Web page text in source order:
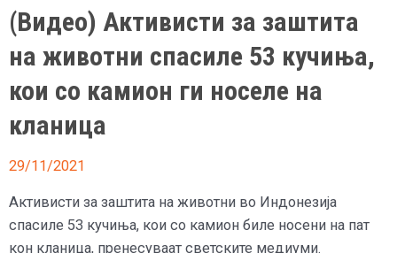
(Видео) Активисти за заштита
на животни спасиле 53 кучиња,
кои со камион ги носеле на
кланица
29/11/2021
Активисти за заштита на животни во Индонезија
спасиле 53 кучиња, кои со камион биле носени на пат
кон кланица, пренесуваат светските медиуми.